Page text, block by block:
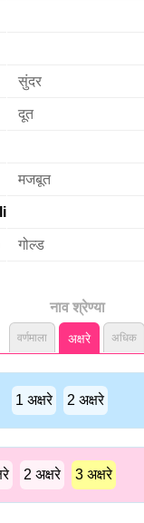
सुंदर
दूत
मजबूत
गोल्ड
नाव श्रेण्या
वर्णमाला अक्षरे अधिक
1 अक्षरे 2 अक्षरे
2 अक्षरे 3 अक्षरे